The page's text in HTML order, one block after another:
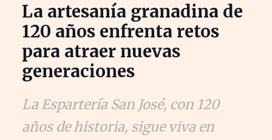
La artesanía granadina de
120 años enfrenta retos
para atraer nuevas
generaciones
La Espartería San José, con 120
años de historia, sigue viva en